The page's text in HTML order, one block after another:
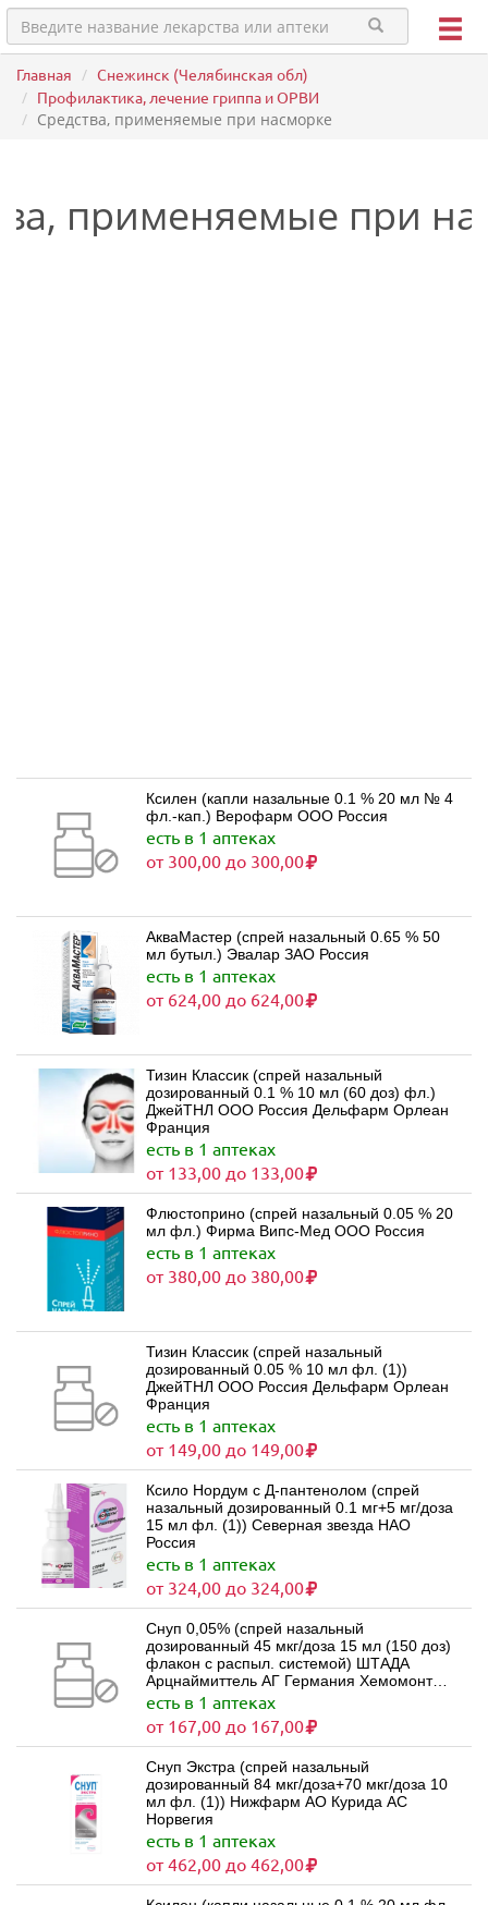
Главная
Снежинск (Челябинская обл)
Профилактика, лечение гриппа и ОРВИ
Средства, применяемые при насморке
применяемые при
Ксилен (капли назальные 0.1 % 20 мл № 4
фл.-кап.) Верофарм ООО Россия
есть в 1 аптеках
от 300,00 до 300,00
АкваМастер (спрей назальный 0.65 % 50
мл бутыл.) Эвалар ЗАО Россия
есть в 1 аптеках
от 624,00 до 624,00
Тизин Классик (спрей назальный
дозированный 0.1 % 10 мл (60 доз) фл.)
ДжейТНЛ ООО Россия Дельфарм Орлеан
Франция
есть в 1 аптеках
от 133,00 до 133,00
Флюстоприно (спрей назальный 0.05 % 20
мл фл.) Фирма Випс-Мед ООО Россия
есть в 1 аптеках
от 380,00 до 380,00
Тизин Классик (спрей назальный
дозированный 0.05 % 10 мл фл. (1))
ДжейТНЛ ООО Россия Дельфарм Орлеан
Франция
есть в 1 аптеках
от 149,00 до 149,00
Ксило Нордум с Д-пантенолом (спрей
назальный дозированный 0.1 мг+5 мг/доза
15 мл фл. (1)) Северная звезда НАО
Россия
есть в 1 аптеках
от 324,00 до 324,00
Снуп 0,05% (спрей назальный
дозированный 45 мкг/доза 15 мл (150 доз)
флакон с распыл. системой) ШТАДА
Арцнаймиттель АГ Германия Хемомонт
Д.О.О. Черногория
есть в 1 аптеках
от 167,00 до 167,00
Снуп Экстра (спрей назальный
дозированный 84 мкг/доза+70 мкг/доза 10
мл фл. (1)) Нижфарм АО Курида АС
Норвегия
есть в 1 аптеках
от 462,00 до 462,00